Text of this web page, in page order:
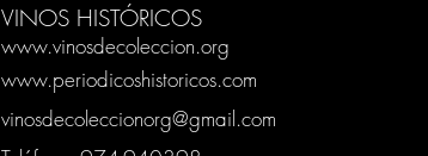
VINOS HISTÓRICOS
www.vinosdecoleccion.org
www.periodicoshistoricos.com
vinosdecoleccionorg@gmail.com